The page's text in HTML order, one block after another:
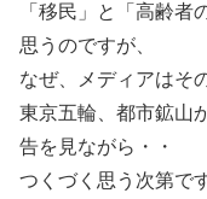
「移民」と「高齢者
思うのですが、
なぜ、メディアはそ
東京五輪、都市鉱山
告を見ながら・・
つくづく思う次第で